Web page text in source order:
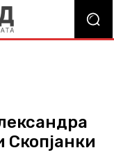
Скопјанки